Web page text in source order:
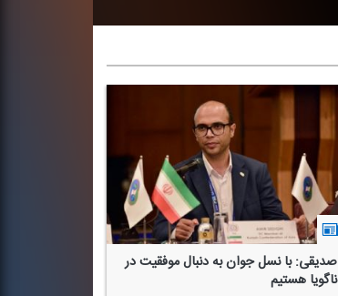
صدیقی: با نسل جوان به دنبال موفقیت در
ناگویا هستیم